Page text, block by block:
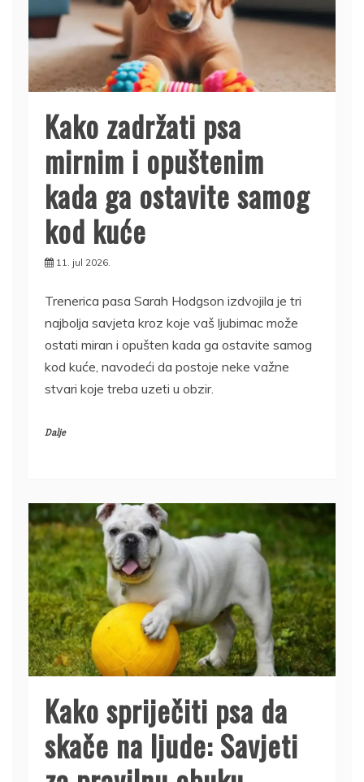
Kako zadržati psa
mirnim i opuštenim
kada ga ostavite samog
kod kuće
11. jul 2026.
Trenerica pasa Sarah Hodgson izdvojila je tri
najbolja savjeta kroz koje vaš ljubimac može
ostati miran i opušten kada ga ostavite samog
kod kuće, navodeći da postoje neke važne
stvari koje treba uzeti u obzir.
Dalje
Kako spriječiti psa da
skače na ljude: Savjeti